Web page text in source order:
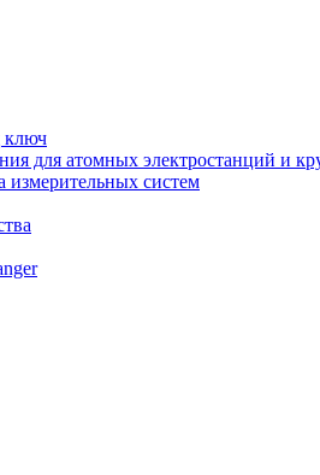
ключ
для атомных электростанций и
измерительных систем